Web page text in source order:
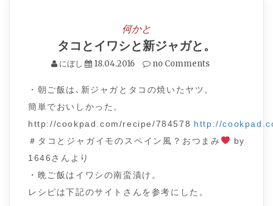
何かと
タコとイワシと新ジャガと。
にぼし 18.04.2016 no Comments
・朝ご飯は､新ジャガとタコの焼いたヤツ。
簡単でおいしかった。
http://cookpad.com/recipe/784578 http://
＃タコとジャガイモのスペイン風？おつまみ
by
1646さんより
・晩ご飯はイワシの南蛮漬け。
レシピは下記のサイトさんを参考にした。